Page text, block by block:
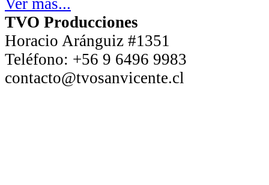
Ver más...
TVO Producciones
Horacio Aránguiz #1351
Teléfono: +56 9 6496 9983
contacto@tvosanvicente.cl